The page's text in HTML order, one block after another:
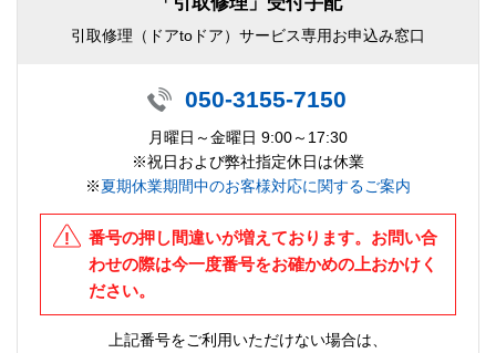
引取修理（ドアtoドア）サービス専用お申込み窓口
050-3155-7150
月曜日～金曜日 9:00～17:30
※祝日および弊社指定休日は休業
※夏期休業期間中のお客様対応に関するご案内
番号の押し間違いが増えております。お問い合
わせの際は今一度番号をお確かめの上おかけく
ださい。
上記番号をご利用いただけない場合は、